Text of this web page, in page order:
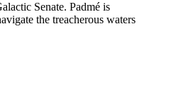
Senate. Padmé is
the treacherous waters